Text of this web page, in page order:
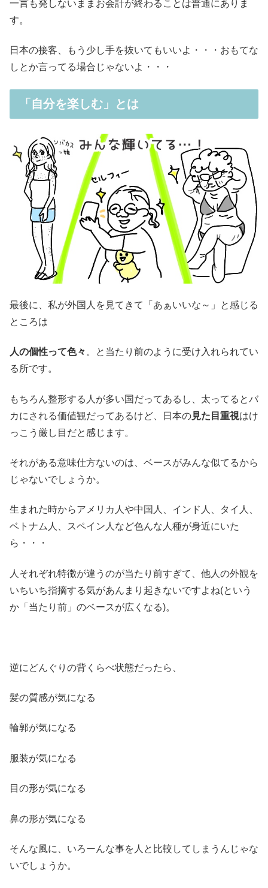
一言も発しないままお会計が終わることは普通にありま
す。
日本の接客、もう少し手を抜いてもいいよ・・・おもてな
しとか言ってる場合じゃないよ・・・
「自分を楽しむ」とは
最後に、私が外国人を見てきて「あぁいいな～」と感じる
ところは
人の個性って色々 。と当たり前のように受け入れられてい
る所です。
もちろん整形する人が多い国だってあるし、太ってるとバ
カにされる価値観だってあるけど、日本の見た目重視はけ
っこう厳し目だと感じます。
それがある意味仕方ないのは、ベースがみんな似てるから
じゃないでしょうか。
生まれた時からアメリカ人や中国人、インド人、タイ人、
ベトナム人、スペイン人など色んな人種が身近にいた
ら・・・
人それぞれ特徴が違うのが当たり前すぎて、他人の外観を
いちいち指摘する気があんまり起きないですよね(という
か「当たり前」のベースが広くなる)。
逆にどんぐりの背くらべ状態だったら、
髪の質感が気になる
輪郭が気になる
服装が気になる
目の形が気になる
鼻の形が気になる
そんな風に、いろーんな事を人と比較してしまうんじゃな
いでしょうか。